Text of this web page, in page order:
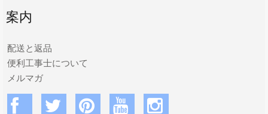
案内
配送と返品
便利工事士について
メルマガ